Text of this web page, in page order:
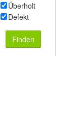
Überholt
Defekt
Finden